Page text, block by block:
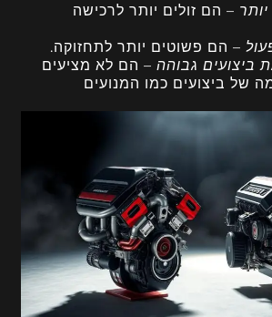
– הם זולים יותר לרכישה
– הם פשוטים יותר לתחזוקה.
ביצועים גבוהה – הם לא מציעים
של ביצועים כמו המנועים